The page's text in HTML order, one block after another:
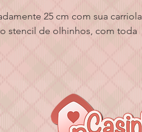
25 cm com sua carriola
stencil de olhinhos, com toda